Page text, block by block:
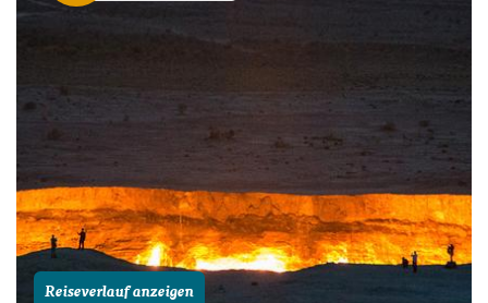
Reiseverlauf anzeigen